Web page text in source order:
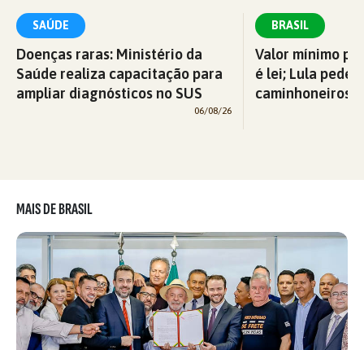
SAÚDE
Doenças raras: Ministério da
Saúde realiza capacitação para
ampliar diagnósticos no SUS
06/08/26
BRASIL
Valor mínimo
é lei; Lula pede
caminhoneiros
MAIS DE BRASIL